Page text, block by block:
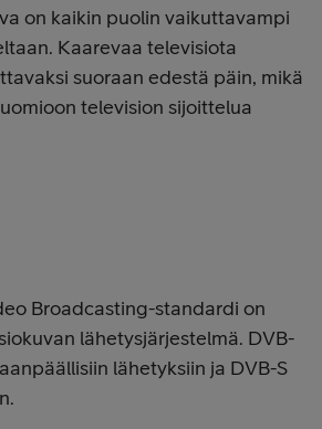
on kaikin puolin vaikuttavampi
Kaarevaa televisiota
suoraan edestä päin, mikä
television sijoittelua
Broadcasting-standardi on
lähetysjärjestelmä. DVB-
lähetyksiin ja DVB-S